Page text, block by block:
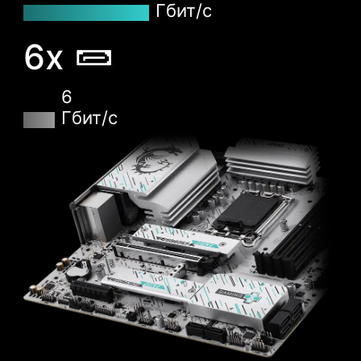
Гбит/с
6x
6
Гбит/с
ИНТЕРФЕЙСОМ
Материнские платы MSI поставляются с 60-
дневной пробной версией приложения
AIDA64 Extreme с оригинальным
интерфейсом. Это весьма полезный
инструмент для мониторинга, диагностики и
тестирования компьютера. С его помощью
можно получить детальные сведения об
установленных аппаратных и программных
компонентах, а затем сохранить их в файл
удобного формата, например CSV или HTML.